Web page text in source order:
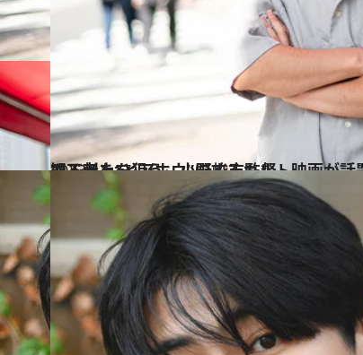
2023.11.17
観る者を“どアホウ”にするカルト映画が話題に！ インディーズ映画界で下剋上を狙う、小野峻志監督
カルチャー